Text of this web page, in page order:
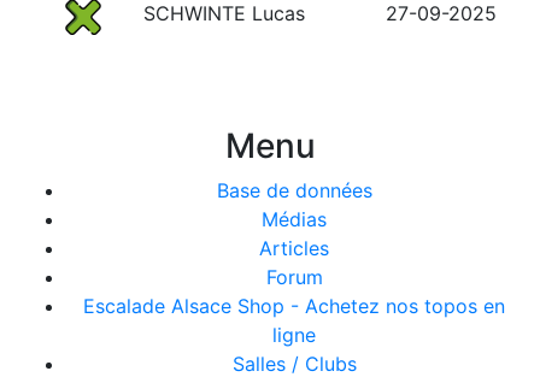
SCHWINTE Lucas 27-09-2025
Menu
Base de données
Médias
Articles
Forum
Escalade Alsace Shop - Achetez nos topos en
ligne
Salles / Clubs